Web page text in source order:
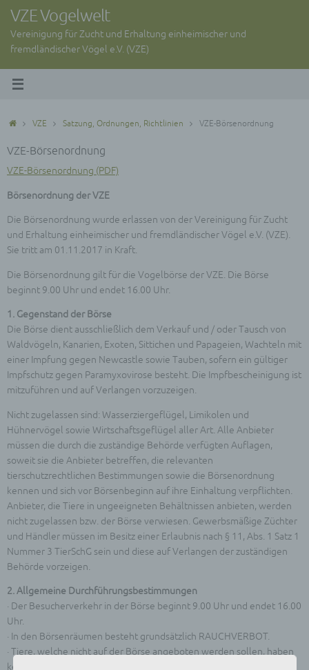
Inhalt
springen
VZE Vogelwelt
Vereinigung für Zucht und Erhaltung einheimischer und
fremdländischer Vögel e.V. (VZE)
StartVZE Satzung, Ordnungen, Richtlinien VZE-Börsenordnung
VZE-Börsenordnung
VZE-Börsenordnung (PDF)
Börsenordnung der VZE
Die Börsenordnung wurde erlassen von der Vereinigung für Zucht
und Erhaltung einheimischer und fremdländischer Vögel e.V. (VZE).
Sie tritt am 01.11.2017 in Kraft.
Die Börsenordnung gilt für die Vogelbörse der VZE. Die Börse
beginnt 9.00 Uhr und endet 16.00 Uhr.
1. Gegenstand der Börse
Die Börse dient ausschließlich dem Verkauf und / oder Tausch von
Waldvögeln, Kanarien, Exoten, Sittichen und Papageien, Wachteln mit
einer Impfung gegen Newcastle sowie Tauben, sofern ein gültiger
Impfschutz gegen Paramyxovirose besteht. Die Impfbescheinigung ist
mitzuführen und auf Verlangen vorzuzeigen.
Nicht zugelassen sind: Wasserziergeflügel, Limikolen und
Hühnervögel sowie Wirtschaftsgeflügel aller Art. Alle Anbieter
müssen die durch die zuständige Behörde verfügten Auflagen,
soweit sie die Anbieter betreffen, die relevanten
tierschutzrechtlichen Bestimmungen sowie die Börsenordnung
kennen und sich vor Börsenbeginn auf ihre Einhaltung verpflichten.
Anbieter, die Tiere in ungeeigneten Behältnissen anbieten, werden
nicht zugelassen bzw. der Börse verwiesen. Gewerbsmäßige Züchter
und Händler müssen im Besitz einer Erlaubnis nach § 11, Abs. 1 Satz 1
Nummer 3 TierSchG sein und diese auf Verlangen der zuständigen
Behörde vorzeigen.
2. Allgemeine Durchführungsbestimmungen
· Der Besucherverkehr in der Börse beginnt 9.00 Uhr und endet 16.00
Uhr.
· In den Börsenräumen besteht grundsätzlich RAUCHVERBOT.
· Tiere, welche nicht auf der Börse angeboten werden sollen, haben
keinen Zutritt zum Börsengelände.